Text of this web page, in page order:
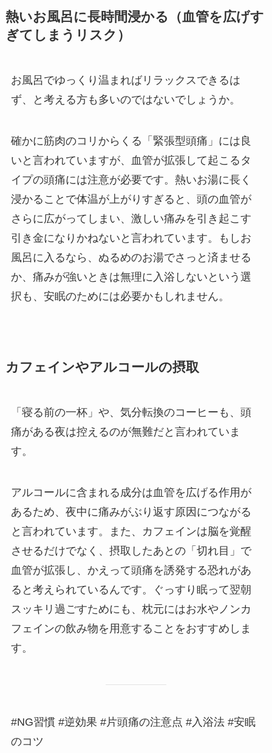
熱いお風呂に長時間浸かる（血管を広げす
ぎてしまうリスク）
お風呂でゆっくり温まればリラックスできるは
ず、と考える方も多いのではないでしょうか。
確かに筋肉のコリからくる「緊張型頭痛」には良
いと言われていますが、血管が拡張して起こるタ
イプの頭痛には注意が必要です。熱いお湯に長く
浸かることで体温が上がりすぎると、頭の血管が
さらに広がってしまい、激しい痛みを引き起こす
引き金になりかねないと言われています。もしお
風呂に入るなら、ぬるめのお湯でさっと済ませる
か、痛みが強いときは無理に入浴しないという選
択も、安眠のためには必要かもしれません。
カフェインやアルコールの摂取
「寝る前の一杯」や、気分転換のコーヒーも、頭
痛がある夜は控えるのが無難だと言われていま
す。
アルコールに含まれる成分は血管を広げる作用が
あるため、夜中に痛みがぶり返す原因につながる
と言われています。また、カフェインは脳を覚醒
させるだけでなく、摂取したあとの「切れ目」で
血管が拡張し、かえって頭痛を誘発する恐れがあ
ると考えられているんです。ぐっすり眠って翌朝
スッキリ過ごすためにも、枕元にはお水やノンカ
フェインの飲み物を用意することをおすすめしま
す。
#NG習慣 #逆効果 #片頭痛の注意点 #入浴法 #安眠
のコツ